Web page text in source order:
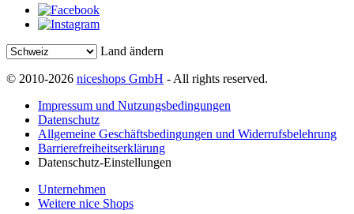
Land ändern
© 2010-2026 niceshops GmbH - All rights reserved.
Impressum und Nutzungsbedingungen
Datenschutz
Allgemeine Geschäftsbedingungen und Widerrufsbelehrung
Barrierefreiheitserklärung
Datenschutz-Einstellungen
Unternehmen
Weitere nice Shops